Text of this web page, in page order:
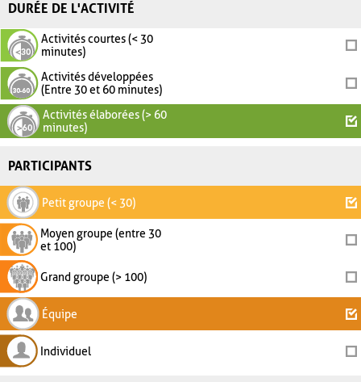
DURÉE DE L'ACTIVITÉ
Activités courtes (< 30
minutes)
Activités développées
(Entre 30 et 60 minutes)
Activités élaborées (> 60
minutes)
PARTICIPANTS
Petit groupe (< 30)
Moyen groupe (entre 30
et 100)
Grand groupe (> 100)
Équipe
Individuel